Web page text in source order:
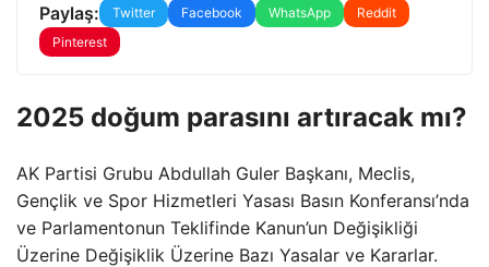
Paylaş: Twitter Facebook WhatsApp
Reddit
Pinterest
2025 doğum parasını artıracak mı?
AK Partisi Grubu Abdullah Guler Başkanı, Meclis,
Gençlik ve Spor Hizmetleri Yasası Basın Konferansı’nda
ve Parlamentonun Teklifinde Kanun’un Değişikliği
Üzerine Değişiklik Üzerine Bazı Yasalar ve Kararlar.